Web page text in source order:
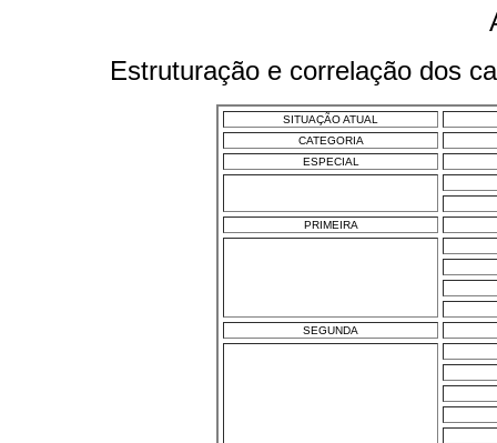
Estruturação e correlação dos
SITUAÇÃO ATUAL
CATEGORIA
ESPECIAL
PRIMEIRA
SEGUNDA